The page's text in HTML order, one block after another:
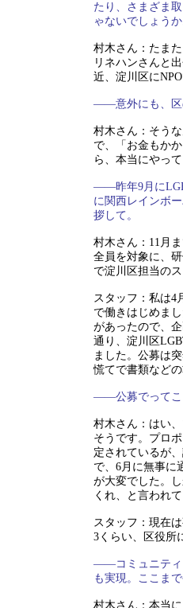
たり、さまざま
ゃないでしょうか
村木さん：たま
リネハンさんと
近、淀川区に
——意外にも、区
村木さん：そう
で、「お金もか
ら、本当にやっ
——昨年9月に
に関西レインボ
拶して。
村木さん：11月
全員を対象に、
で淀川区担当の
スタッフ：私は4
で働きはじめま
があったので、
通り、淀川区
ました。公募は
慌てで書類などの
——公募でってこ
村木さん：はい
そうです。プロ
定されているが
で、6月に無事に
が大変でした。
くれ、と言われ
スタッフ：現在
3くらい、区役所
——コミュニティ
も実現。ここま
村木さん：本当